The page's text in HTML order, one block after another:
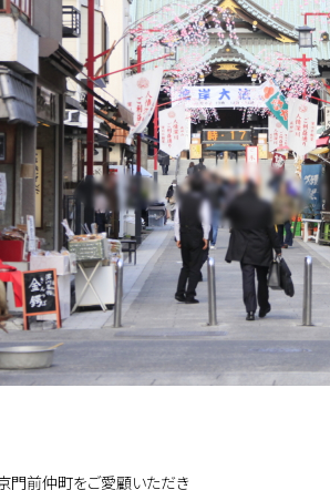
門前仲町をご愛顧いただき